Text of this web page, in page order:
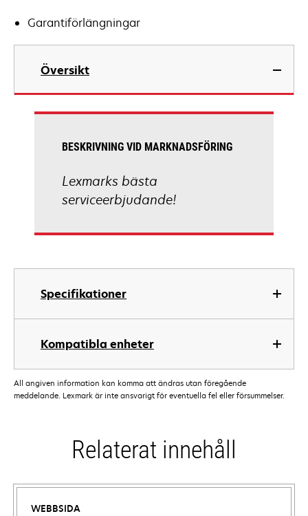
Garantiförlängningar
Översikt
Specifikationer
Kompatibla enheter
BESKRIVNING VID MARKNADSFÖRING
Lexmarks bästa
serviceerbjudande!
All angiven information kan komma att ändras utan föregående
meddelande. Lexmark är inte ansvarigt för eventuella fel eller försummelser.
Relaterat innehåll
WEBBSIDA